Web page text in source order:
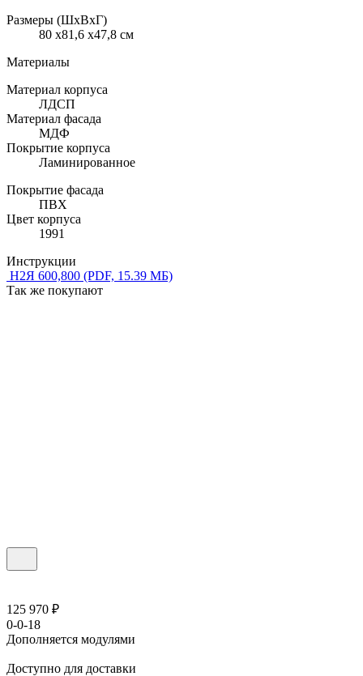
Размеры (ШхВхГ)
80 x81,6 x47,8 см
Материалы
Материал корпуса
ЛДСП
Материал фасада
МДФ
Покрытие корпуса
Ламинированное
Покрытие фасада
ПВХ
Цвет корпуса
1991
Инструкции
Н2Я 600,800 (PDF, 15.39 МБ)
Так же покупают
125 970 ₽
0-0-18
Дополняется модулями
Доступно для доставки